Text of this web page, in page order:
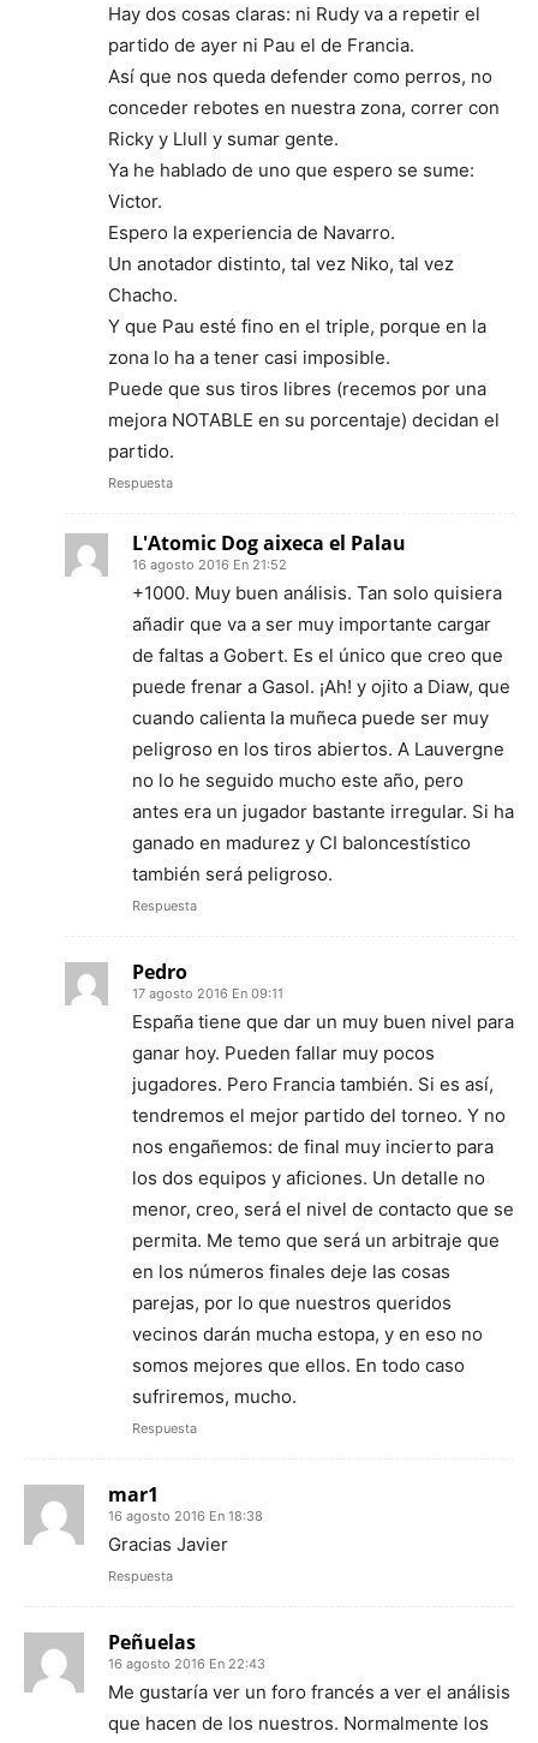
Hay dos cosas claras: ni Rudy va a repetir el
partido de ayer ni Pau el de Francia.
Así que nos queda defender como perros, no
conceder rebotes en nuestra zona, correr con
Ricky y Llull y sumar gente.
Ya he hablado de uno que espero se sume:
Victor.
Espero la experiencia de Navarro.
Un anotador distinto, tal vez Niko, tal vez
Chacho.
Y que Pau esté fino en el triple, porque en la
zona lo ha a tener casi imposible.
Puede que sus tiros libres (recemos por una
mejora NOTABLE en su porcentaje) decidan el
partido.
Respuesta
L'Atomic Dog aixeca el Palau
16 agosto 2016 En 21:52
+1000. Muy buen análisis. Tan solo quisiera
añadir que va a ser muy importante cargar
de faltas a Gobert. Es el único que creo que
puede frenar a Gasol. ¡Ah! y ojito a Diaw, que
cuando calienta la muñeca puede ser muy
peligroso en los tiros abiertos. A Lauvergne
no lo he seguido mucho este año, pero
antes era un jugador bastante irregular. Si ha
ganado en madurez y CI baloncestístico
también será peligroso.
Respuesta
Pedro
17 agosto 2016 En 09:11
España tiene que dar un muy buen nivel para
ganar hoy. Pueden fallar muy pocos
jugadores. Pero Francia también. Si es así,
tendremos el mejor partido del torneo. Y no
nos engañemos: de final muy incierto para
los dos equipos y aficiones. Un detalle no
menor, creo, será el nivel de contacto que se
permita. Me temo que será un arbitraje que
en los números finales deje las cosas
parejas, por lo que nuestros queridos
vecinos darán mucha estopa, y en eso no
somos mejores que ellos. En todo caso
sufriremos, mucho.
Respuesta
mar1
16 agosto 2016 En 18:38
Gracias Javier
Respuesta
Peñuelas
16 agosto 2016 En 22:43
Me gustaría ver un foro francés a ver el análisis
que hacen de los nuestros. Normalmente los